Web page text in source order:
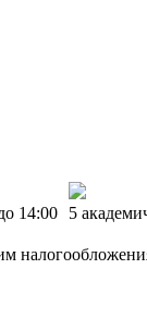
14:00 5